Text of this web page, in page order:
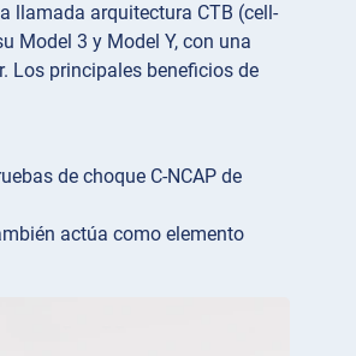
llamada arquitectura CTB (cell-
Model 3 y Model Y, con una
Los principales beneficios de
de choque C-NCAP de
actúa como elemento